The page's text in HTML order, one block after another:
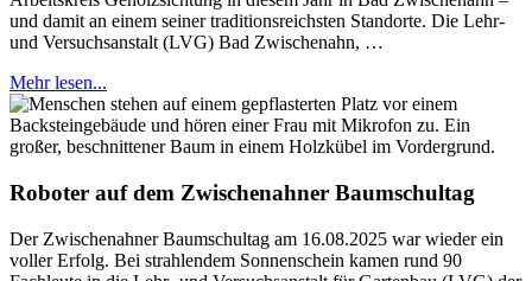
und damit an einem seiner traditionsreichsten Standorte. Die Lehr-
und Versuchsanstalt (LVG) Bad Zwischenahn, …
Mehr lesen...
Roboter auf dem Zwischenahner Baumschultag
Der Zwischenahner Baumschultag am 16.08.2025 war wieder ein
voller Erfolg. Bei strahlendem Sonnenschein kamen rund 90